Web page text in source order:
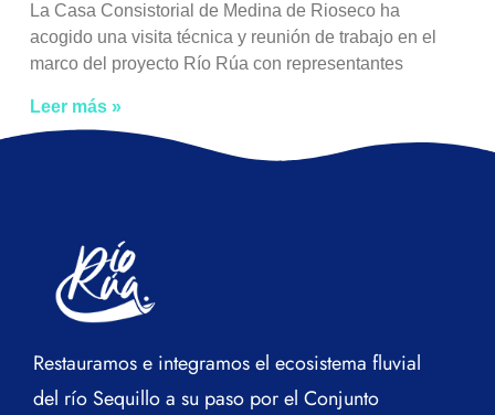
La Casa Consistorial de Medina de Rioseco ha
acogido una visita técnica y reunión de trabajo en el
marco del proyecto Río Rúa con representantes
Leer más »
Restauramos e integramos el ecosistema fluvial
del río Sequillo a su paso por el Conjunto